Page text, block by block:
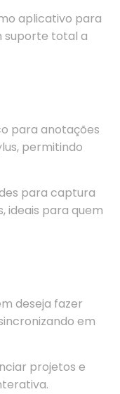
aplicativo para
suporte total a
para anotações
permitindo
para captura
ideais para quem
deseja fazer
em
projetos e